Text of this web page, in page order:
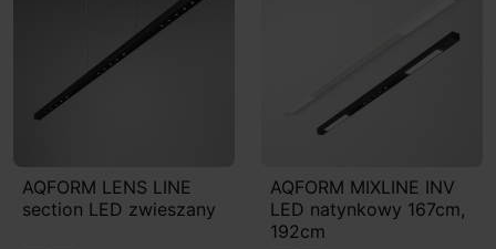
AQFORM LENS LINE
section LED zwieszany
AQFORM MIXLINE INV
LED natynkowy 167cm,
192cm